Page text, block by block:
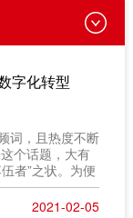
字化转型
词，且热度不断
个话题，大有
者”之状。为便
也凑个热闹，
认识，就教于同
2021-02-05